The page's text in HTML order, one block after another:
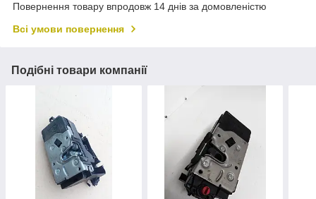
Повернення товару впродовж 14 днів за домовленістю
Всі умови повернення
Подібні товари компанії